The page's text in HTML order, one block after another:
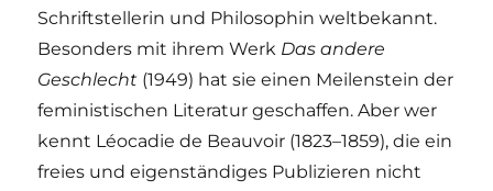
Schriftstellerin und Philosophin weltbekannt.
Besonders mit ihrem Werk Das andere
Geschlecht (1949) hat sie einen Meilenstein der
feministischen Literatur geschaffen. Aber wer
kennt Léocadie de Beauvoir (1823–1859), die ein
freies und eigenständiges Publizieren nicht